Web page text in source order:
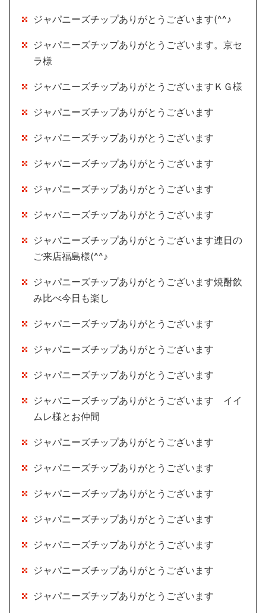
ジャパニーズチップありがとうございます(^^♪
ジャパニーズチップありがとうございます。京セ
ラ様
ジャパニーズチップありがとうございますＫＧ様
ジャパニーズチップありがとうございます
ジャパニーズチップありがとうございます
ジャパニーズチップありがとうございます
ジャパニーズチップありがとうございます
ジャパニーズチップありがとうございます
ジャパニーズチップありがとうございます連日の
ご来店福島様(^^♪
ジャパニーズチップありがとうございます焼酎飲
み比べ今日も楽し
ジャパニーズチップありがとうございます
ジャパニーズチップありがとうございます
ジャパニーズチップありがとうございます
ジャパニーズチップありがとうございます イイ
ムレ様とお仲間
ジャパニーズチップありがとうございます
ジャパニーズチップありがとうございます
ジャパニーズチップありがとうございます
ジャパニーズチップありがとうございます
ジャパニーズチップありがとうございます
ジャパニーズチップありがとうございます
ジャパニーズチップありがとうございます